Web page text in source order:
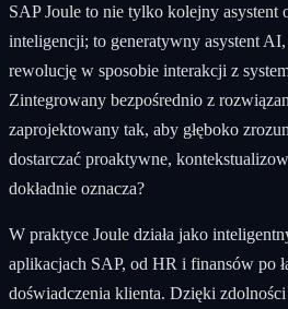
SAP Joule to nie tylko kolejny asystent
inteligencji; to generatywny asystent
rewolucję w sposobie interakcji z
Zintegrowany bezpośrednio z
zaprojektowany tak, aby głęboko
dostarczać proaktywne,
dokładnie oznacza?
W praktyce Joule działa jako
aplikacjach SAP, od HR i finansów po
doświadczenia klienta. Dzięki